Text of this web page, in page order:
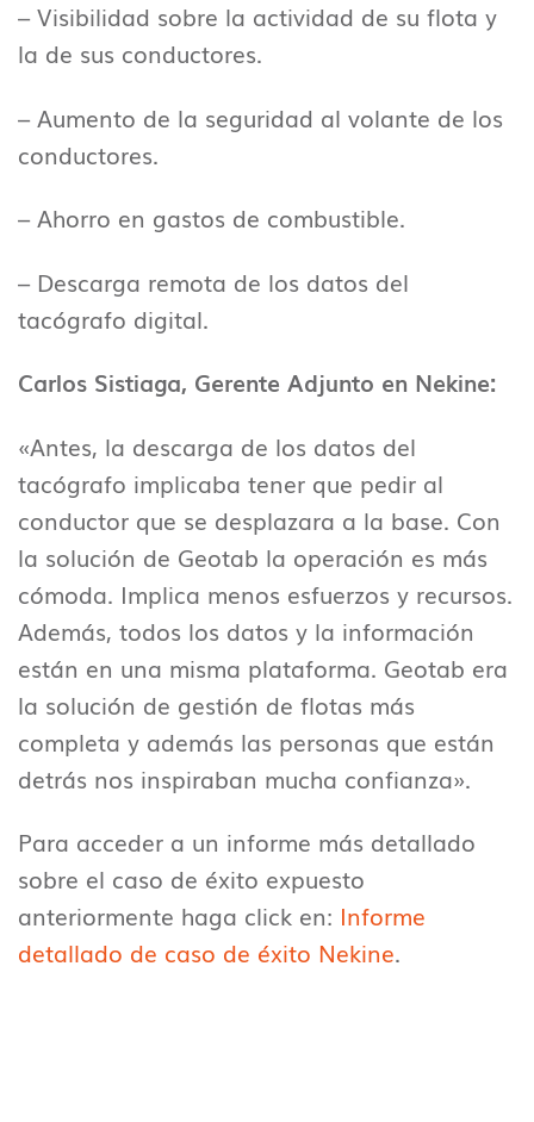
– Visibilidad sobre la actividad de su flota y
la de sus conductores.
– Aumento de la seguridad al volante de los
conductores.
– Ahorro en gastos de combustible.
– Descarga remota de los datos del
tacógrafo digital.
Carlos Sistiaga, Gerente Adjunto en Nekine:
«Antes, la descarga de los datos del
tacógrafo implicaba tener que pedir al
conductor que se desplazara a la base. Con
la solución de Geotab la operación es más
cómoda. Implica menos esfuerzos y recursos.
Además, todos los datos y la información
están en una misma plataforma. Geotab era
la solución de gestión de flotas más
completa y además las personas que están
detrás nos inspiraban mucha confianza».
Para acceder a un informe más detallado
sobre el caso de éxito expuesto
anteriormente haga click en: Informe
detallado de caso de éxito Nekine.